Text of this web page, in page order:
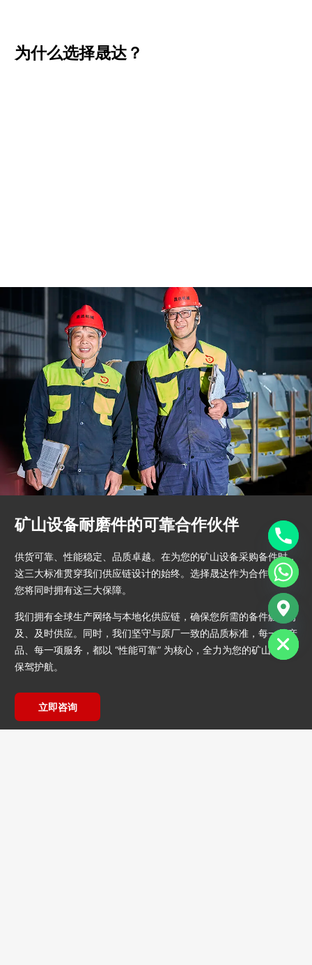
为什么选择晟达？
矿山设备耐磨件的可靠合作伙伴
供货可靠、性能稳定、品质卓越。在为您的矿山设备采购备件时，
这三大标准贯穿我们供应链设计的始终。选择晟达作为合作伙伴，
您将同时拥有这三大保障。
我们拥有全球生产网络与本地化供应链，确保您所需的备件触手可
及、及时供应。同时，我们坚守与原厂一致的品质标准，每一件产
品、每一项服务，都以 “性能可靠” 为核心，全力为您的矿山生产
保驾护航。
立即咨询
Hide
chaty